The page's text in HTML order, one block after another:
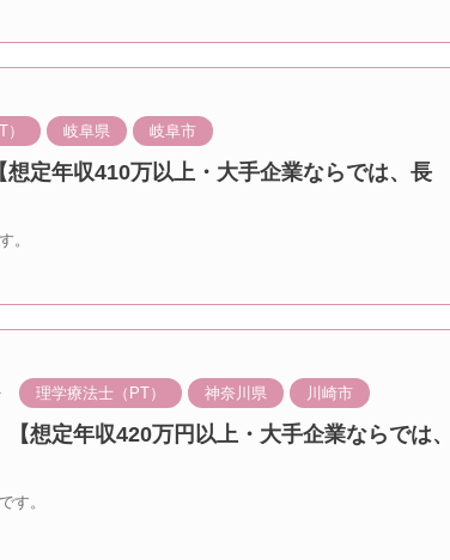
岐阜県 岐阜市
定年収410万以上・大手企業ならでは、長
。
理学療法士（PT） 神奈川県 川崎市
想定年収420万円以上・大手企業ならでは、
す。